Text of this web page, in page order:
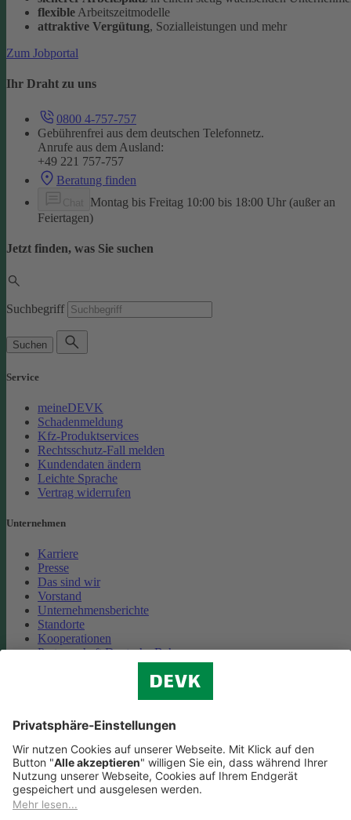
flexible Arbeitszeitmodelle
attraktive Vergütung, Sozialleistungen und mehr
Zum Jobportal
Ihr Draht zu uns
0800 4-757-757
Gebührenfrei aus dem deutschen Telefonnetz.
Anrufe aus dem Ausland:
+49 221 757-757
Beratung finden
Montag bis Freitag 10:00 bis 18:00 Uhr (außer an
Feiertagen)
Jetzt finden, was Sie suchen
Suchbegriff
Suchen
Service
meineDEVK
Schadenmeldung
Kfz-Produktservices
Rechtsschutz-Fall melden
Kundendaten ändern
Leichte Sprache
Vertrag widerrufen
Unternehmen
Karriere
Presse
Das sind wir
Vorstand
Unternehmensberichte
Standorte
Kooperationen
Partnerschaft Deutsche Bahn
Cookie-Einstellungen
Datenschutz
Impressum